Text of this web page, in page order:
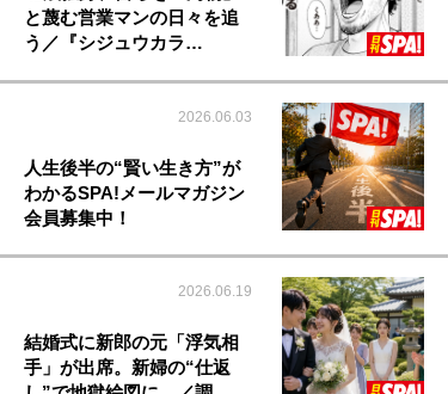
と蔑む営業マンの日々を追
う／『シジュウカラ…
2026.06.03
人生後半の“賢い生き方”が
わかるSPA!メールマガジン
会員募集中！
2026.06.19
結婚式に新郎の元「浮気相
手」が出席。新婦の“仕返